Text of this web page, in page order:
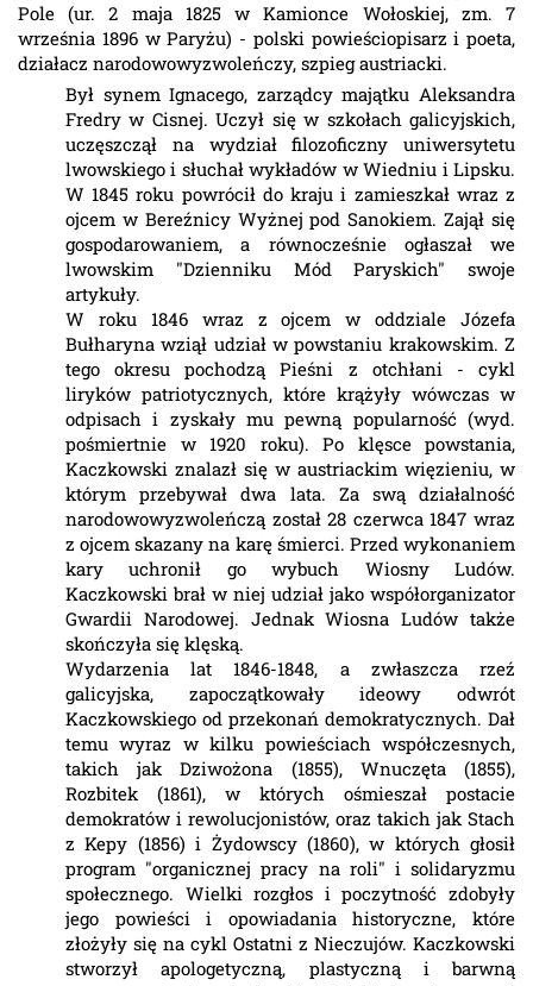
Pole (ur. 2 maja 1825 w Kamionce Wołoskiej, zm. 7
września 1896 w Paryżu) - polski powieściopisarz i poeta,
działacz narodowowyzwoleńczy, szpieg austriacki.
Był synem Ignacego, zarządcy majątku Aleksandra
Fredry w Cisnej. Uczył się w szkołach galicyjskich,
uczęszczął na wydział filozoficzny uniwersytetu
lwowskiego i słuchał wykładów w Wiedniu i Lipsku.
W 1845 roku powrócił do kraju i zamieszkał wraz z
ojcem w Bereźnicy Wyżnej pod Sanokiem. Zajął się
gospodarowaniem, a równocześnie ogłaszał we
lwowskim "Dzienniku Mód Paryskich" swoje
artykuły.
W roku 1846 wraz z ojcem w oddziale Józefa
Bułharyna wziął udział w powstaniu krakowskim. Z
tego okresu pochodzą Pieśni z otchłani - cykl
liryków patriotycznych, które krążyły wówczas w
odpisach i zyskały mu pewną popularność (wyd.
pośmiertnie w 1920 roku). Po klęsce powstania,
Kaczkowski znalazł się w austriackim więzieniu, w
którym przebywał dwa lata. Za swą działalność
narodowowyzwoleńczą został 28 czerwca 1847 wraz
z ojcem skazany na karę śmierci. Przed wykonaniem
kary uchronił go wybuch Wiosny Ludów.
Kaczkowski brał w niej udział jako współorganizator
Gwardii Narodowej. Jednak Wiosna Ludów także
skończyła się klęską.
Wydarzenia lat 1846-1848, a zwłaszcza rzeź
galicyjska, zapoczątkowały ideowy odwrót
Kaczkowskiego od przekonań demokratycznych. Dał
temu wyraz w kilku powieściach współczesnych,
takich jak Dziwożona (1855), Wnuczęta (1855),
Rozbitek (1861), w których ośmieszał postacie
demokratów i rewolucjonistów, oraz takich jak Stach
z Kepy (1856) i Żydowscy (1860), w których głosił
program "organicznej pracy na roli" i solidaryzmu
społecznego. Wielki rozgłos i poczytność zdobyły
jego powieści i opowiadania historyczne, które
złożyły się na cykl Ostatni z Nieczujów. Kaczkowski
stworzył apologetyczną, plastyczną i barwną